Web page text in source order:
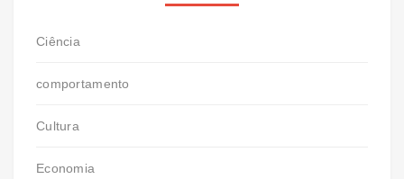
Ciência
comportamento
Cultura
Economia